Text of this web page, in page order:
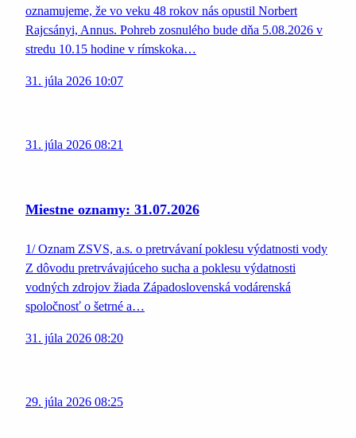
oznamujeme, že vo veku 48 rokov nás opustil Norbert
Rajcsányi, Annus. Pohreb zosnulého bude dňa 5.08.2026 v
stredu 10.15 hodine v rímskoka…
31. júla 2026 10:07
31. júla 2026 08:21
Miestne oznamy: 31.07.2026
1/ Oznam ZSVS, a.s. o pretrvávaní poklesu výdatnosti vody
Z dôvodu pretrvávajúceho sucha a poklesu výdatnosti
vodných zdrojov žiada Západoslovenská vodárenská
spoločnosť o šetrné a…
31. júla 2026 08:20
29. júla 2026 08:25